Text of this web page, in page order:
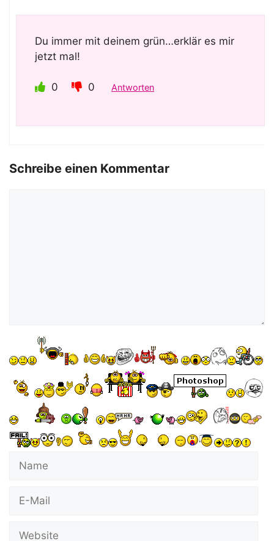
Du immer mit deinem grün…erklär es mir
jetzt mal!
0 0 Antworten
Schreibe einen Kommentar
Mail